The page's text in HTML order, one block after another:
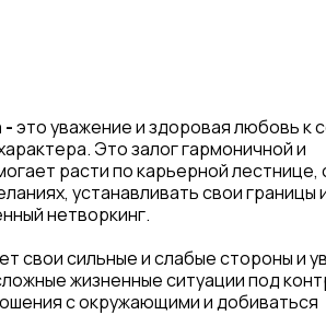
-это уважение и здоровая любовь к
Это залог гармоничной и
расти по карьерной лестнице,
устанавливать свои границы
нетворкинг.
свои сильные и слабые стороны и
жизненные ситуации под
с окружающими и добиваться